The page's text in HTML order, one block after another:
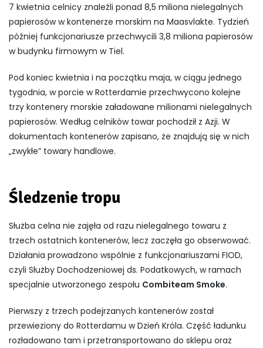
7 kwietnia celnicy znaleźli ponad 8,5 miliona nielegalnych
papierosów w kontenerze morskim na Maasvlakte. Tydzień
później funkcjonariusze przechwycili 3,8 miliona papierosów
w budynku firmowym w Tiel.
Pod koniec kwietnia i na początku maja, w ciągu jednego
tygodnia, w porcie w Rotterdamie przechwycono kolejne
trzy kontenery morskie załadowane milionami nielegalnych
papierosów. Według celników towar pochodził z Azji. W
dokumentach kontenerów zapisano, że znajdują się w nich
„zwykłe” towary handlowe.
Śledzenie tropu
Służba celna nie zajęła od razu nielegalnego towaru z
trzech ostatnich kontenerów, lecz zaczęła go obserwować.
Działania prowadzono wspólnie z funkcjonariuszami FIOD,
czyli Służby Dochodzeniowej ds. Podatkowych, w ramach
specjalnie utworzonego zespołu Combiteam Smoke.
Pierwszy z trzech podejrzanych kontenerów został
przewieziony do Rotterdamu w Dzień Króla. Część ładunku
rozładowano tam i przetransportowano do sklepu oraz